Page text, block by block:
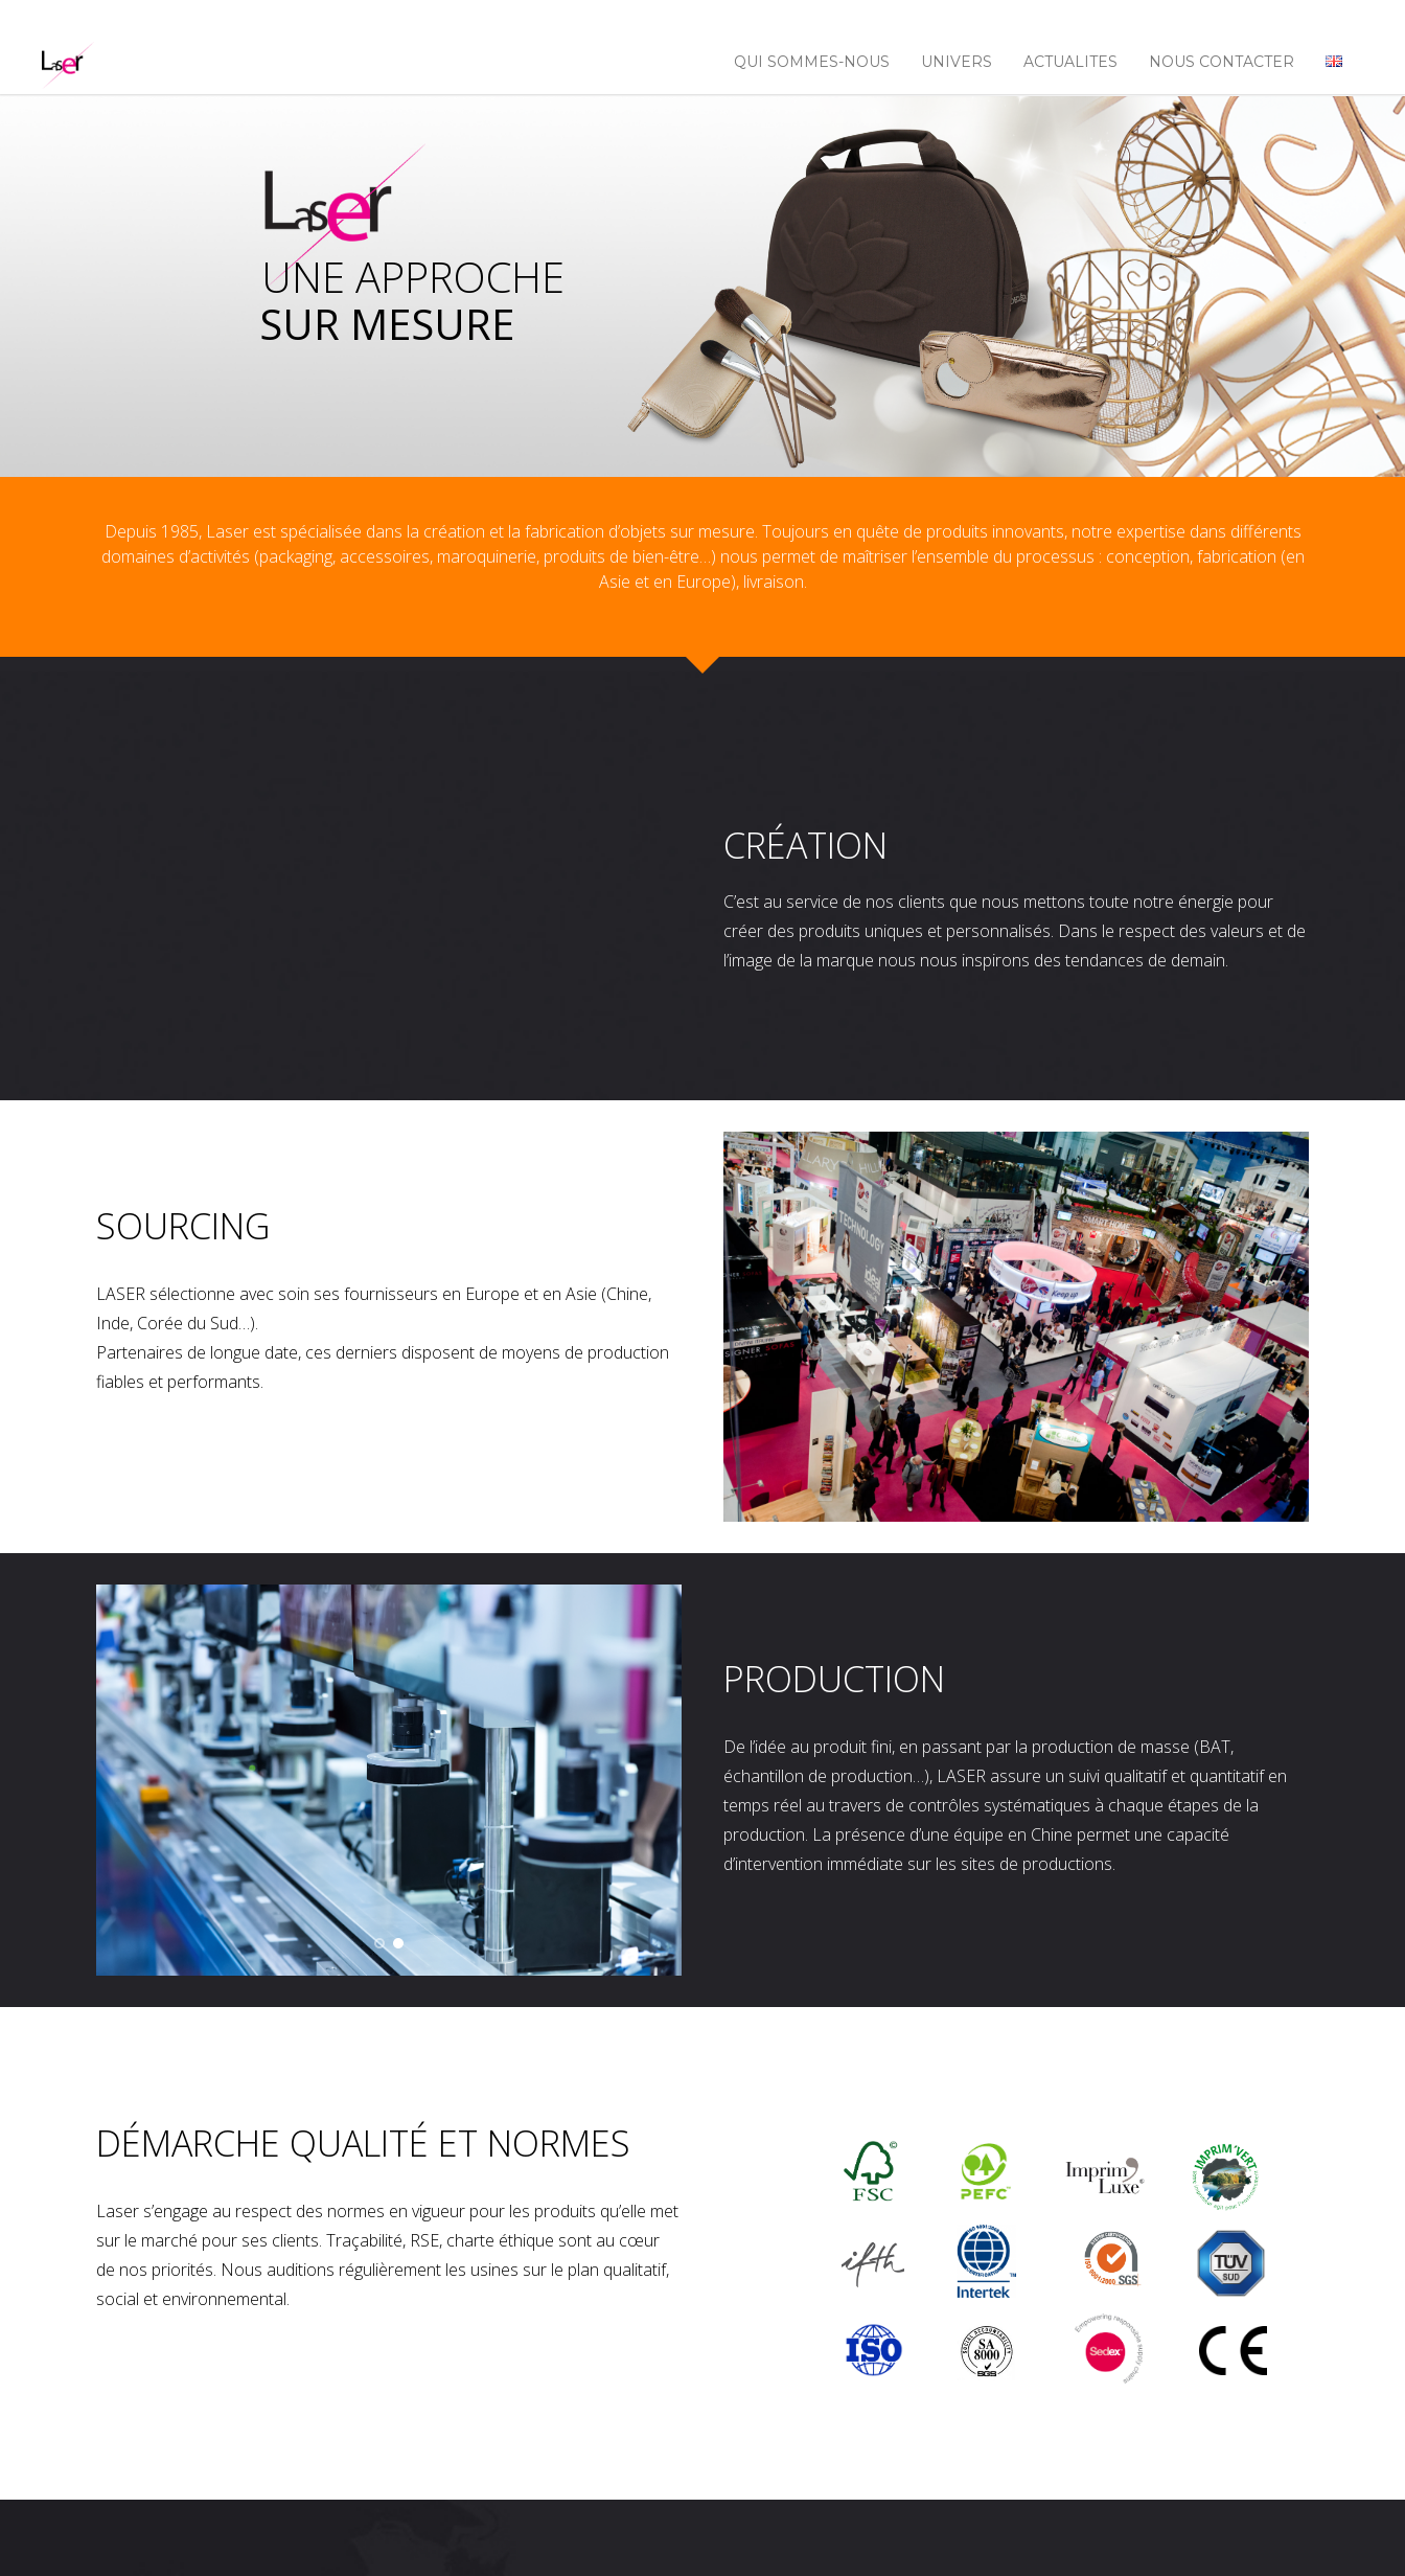
QUI SOMMES-NOUS UNIVERS ACTUALITES NOUS CONTACTER
SUR MESURE
UNE APPROCHE
Depuis 1985, Laser est spécialisée dans la création et la fabrication d’objets sur mesure. Toujours en quête de produits innovants, notre expertise dans différents
domaines d’activités (packaging, accessoires, maroquinerie, produits de bien-être…) nous permet de maîtriser l’ensemble du processus : conception, fabrication (en
Asie et en Europe), livraison.
CRÉATION
C’est au service de nos clients que nous mettons toute notre énergie pour
créer des produits uniques et personnalisés. Dans le respect des valeurs et de
l’image de la marque nous nous inspirons des tendances de demain.
SOURCING
LASER sélectionne avec soin ses fournisseurs en Europe et en Asie (Chine,
Inde, Corée du Sud…).
Partenaires de longue date, ces derniers disposent de moyens de production
fiables et performants.
PRODUCTION
De l’idée au produit fini, en passant par la production de masse (BAT,
échantillon de production…), LASER assure un suivi qualitatif et quantitatif en
temps réel au travers de contrôles systématiques à chaque étapes de la
production. La présence d’une équipe en Chine permet une capacité
d’intervention immédiate sur les sites de productions.
DÉMARCHE QUALITÉ ET NORMES
Laser s’engage au respect des normes en vigueur pour les produits qu’elle met
sur le marché pour ses clients. Traçabilité, RSE, charte éthique sont au cœur
de nos priorités. Nous auditions régulièrement les usines sur le plan qualitatif,
social et environnemental.